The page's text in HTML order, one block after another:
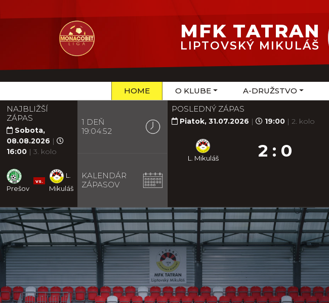
MFK TATRAN
LIPTOVSKÝ MIKULÁŠ
HOME O KLUBE A-DRUŽSTVO
NAJBLIŽŠÍ
ZÁPAS
Sobota,
08.08.2026 |
16:00 | 3. kolo
Prešov
vs.
L.
Mikuláš
1 DEŇ
19:04:50
KALENDÁR
ZÁPASOV
POSLEDNÝ ZÁPAS
Piatok, 31.07.2026 | 19:00| 2. kolo
L. Mikuláš 2 : 0